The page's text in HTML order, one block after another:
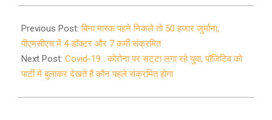
07-
03
Previous Post:बिना मास्क पहने निकले तो 50 हजार जुर्माना,
पीएमसीएच में 4 डॉक्टर और 7 कर्मी संक्रमित
Next Post: Covid-19 : कोरोना पर सट्‌टा लगा रहे युवा, पॉजिटिव को
पार्टी में बुलाकर देखते हैं कौन पहले संक्रमित होगा